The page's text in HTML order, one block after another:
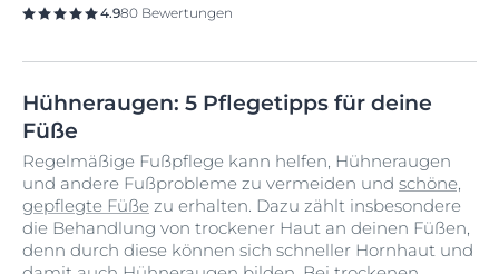
4.980 Bewertungen
Hühneraugen: 5 Pflegetipps für deine
Füße
Regelmäßige Fußpflege kann helfen, Hühneraugen
und andere Fußprobleme zu vermeiden und schöne,
gepflegte Füße zu erhalten. Dazu zählt insbesondere
die Behandlung von trockener Haut an deinen Füßen,
denn durch diese können sich schneller Hornhaut und